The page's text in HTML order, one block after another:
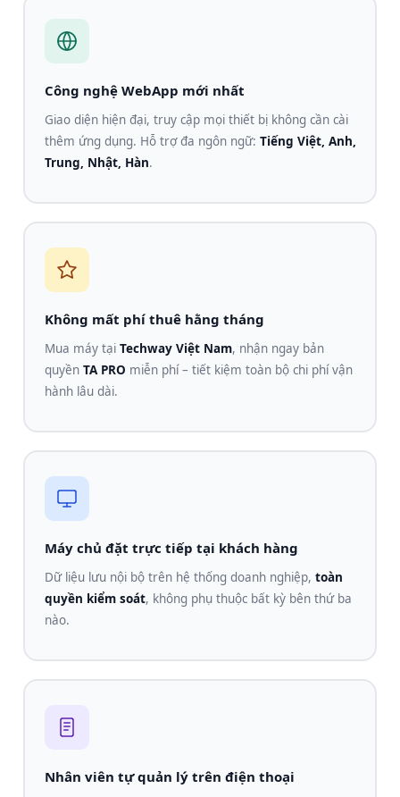
Công nghệ WebApp mới nhất
Giao diện hiện đại, truy cập mọi thiết bị không cần cài
thêm ứng dụng. Hỗ trợ đa ngôn ngữ: Tiếng Việt, Anh,
Trung, Nhật, Hàn.
Không mất phí thuê hằng tháng
Mua máy tại Techway Việt Nam, nhận ngay bản
quyền TA PRO miễn phí – tiết kiệm toàn bộ chi phí vận
hành lâu dài.
Máy chủ đặt trực tiếp tại khách hàng
Dữ liệu lưu nội bộ trên hệ thống doanh nghiệp, toàn
quyền kiểm soát, không phụ thuộc bất kỳ bên thứ ba
nào.
Nhân viên tự quản lý trên điện thoại